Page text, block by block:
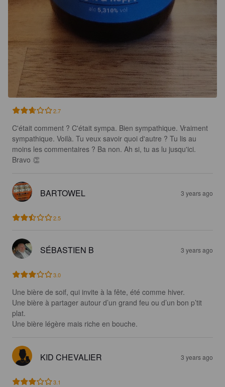
2.7
C'était comment ? C'était sympa. Bien sympathique. Vraiment
sympathique. Voilà. Tu veux savoir quoi d'autre ? Tu lis au
moins les commentaires ? Ba non. Ah si, tu as lu jusqu'ici.
Bravo 👏
BARTOWEL 3 years ago
2.5
SÉBASTIEN B 3 years ago
3.0
Une bière de soif, qui invite à la fête, été comme hiver.
Une bière à partager autour d’un grand feu ou d’un bon p’tit
plat.
Une bière légère mais riche en bouche.
KID CHEVALIER 3 years ago
3.1